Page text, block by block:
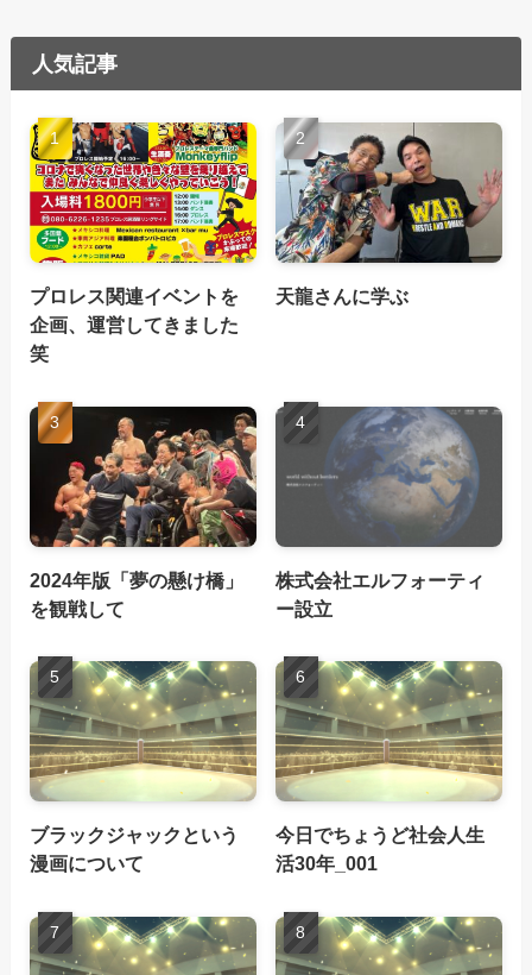
人気記事
プロレス関連イベントを
企画、運営してきました
笑
天龍さんに学ぶ
2024年版「夢の懸け橋」
を観戦して
株式会社エルフォーティ
ー設立
ブラックジャックという
漫画について
今日でちょうど社会人生
活30年_001